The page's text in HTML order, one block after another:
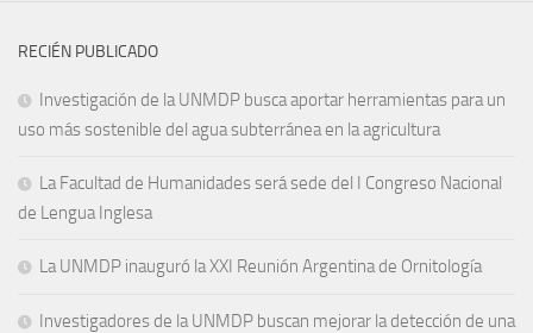
RECIÉN PUBLICADO
Investigación de la UNMDP busca aportar herramientas para un
uso más sostenible del agua subterránea en la agricultura
La Facultad de Humanidades será sede del I Congreso Nacional
de Lengua Inglesa
La UNMDP inauguró la XXI Reunión Argentina de Ornitología
Investigadores de la UNMDP buscan mejorar la detección de una